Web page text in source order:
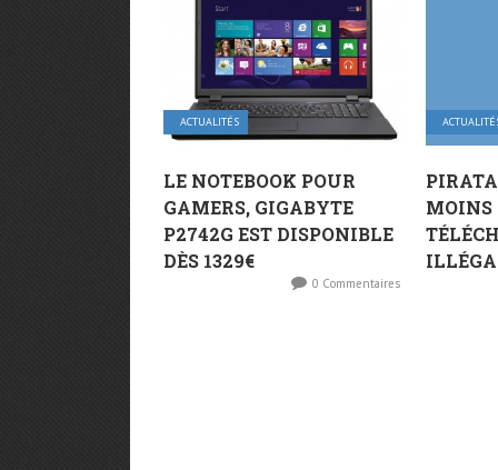
ACTUALITÉS
LE NOTEBOOK POUR
GAMERS, GIGABYTE
P2742G EST DISPONIBLE
DÈS 1329€
0 Commentaires
MOINS